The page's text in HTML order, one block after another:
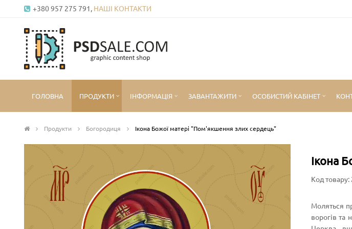
+380 957 275 791, НАШІ КОНТАКТИ
ГОЛОВНА ПРОДУКТИ ІНФОРМАЦІЯ ЗАВАНТАЖИТИ ОСОБИСТИЙ КАБІНЕТ
Продукти Богородиця Ікона Божої матері "Пом'якшення злих сердець"
Ікона
Код товару:
Моляться
ворогів та